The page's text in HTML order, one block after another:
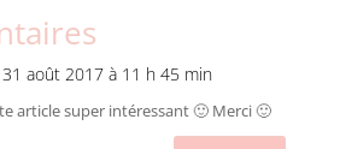
août 2017 à 11 h 45 min
article super intéressant 🙂 Merci 🙂